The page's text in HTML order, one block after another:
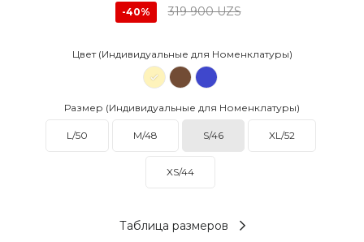
-40% 319 900 UZS
Цвет (Индивидуальные для Номенклатуры)
Размер (Индивидуальные для Номенклатуры)
L/50 M/48 S/46 XL/52
XS/44
Таблица размеров